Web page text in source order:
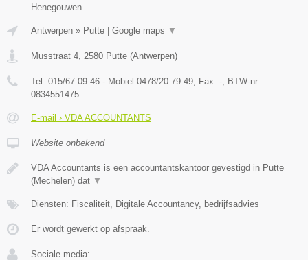
Henegouwen.
Antwerpen » Putte | Google maps ▼
Musstraat 4 2580 Putte (Antwerpen)
Tel: 015/67.09.46 - Mobiel 0478/20.79.49 , Fax: - , BTW-nr:
0834551475
E-mail › VDA ACCOUNTANTS
Website onbekend
VDA Accountants is een accountantskantoor gevestigd in Putte
(Mechelen) dat ▼
Diensten: Fiscaliteit, Digitale Accountancy, bedrijfsadvies
Er wordt gewerkt op afspraak.
Sociale media: